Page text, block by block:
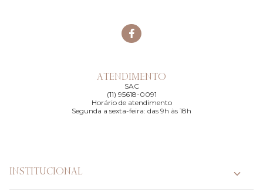
ATENDIMENTO
SAC
(11) 95618-0091
Horário de atendimento
Segunda a sexta-feira: das 9h às 18h
INSTITUCIONAL